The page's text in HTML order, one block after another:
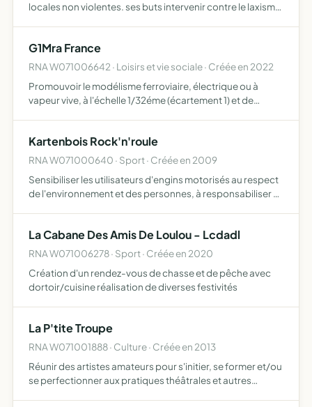
locales non violentes. ses buts intervenir contre le laxisme,
G1Mra France
RNA W071006642 · Loisirs et vie sociale · Créée en 2022
Promouvoir le modélisme ferroviaire, électrique ou à
vapeur vive, à l'échelle 1/32éme (écartement 1) et de
Kartenbois Rock'n'roule
RNA W071000640 · Sport · Créée en 2009
Sensibiliser les utilisateurs d'engins motorisés au respect
de l'environnement et des personnes, à responsabiliser et
La Cabane Des Amis De Loulou - Lcdadl
RNA W071006278 · Sport · Créée en 2020
Création d'un rendez-vous de chasse et de pêche avec
dortoir/cuisine réalisation de diverses festivités
La P'tite Troupe
RNA W071001888 · Culture · Créée en 2013
Réunir des artistes amateurs pour s'initier, se former et/ou
se perfectionner aux pratiques théâtrales et autres